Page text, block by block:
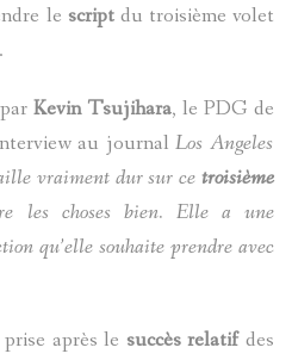
le scriptdu troisième volet
.
Kevin Tsujihara, le PDG de
au journalLos Angeles
vraiment dur sur cetroisième
les choses bien. Elle a une
qu’elle souhaite prendre avec
après le succès relatifdes